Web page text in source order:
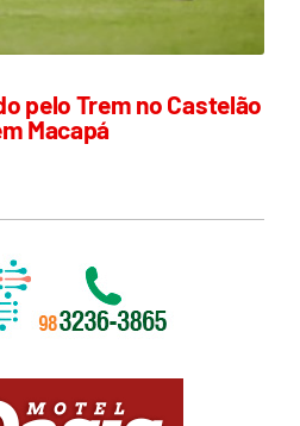
pelo Trem no Castelão
Macapá